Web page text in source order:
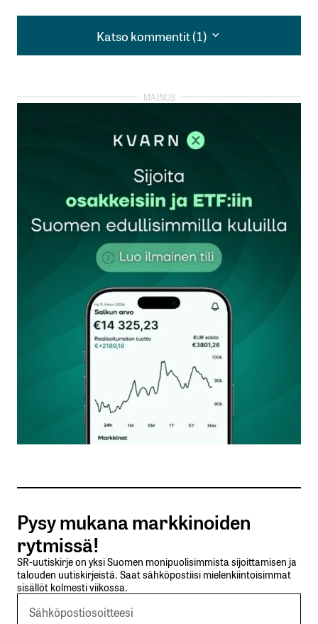
Katso kommentit (1)
Katso kommentit (1)
isojen institutionaalisten toimijoiden kuin meidän
Nyt on liian monta epävarmuutta luovaa tekijää,
joten varmasti jonkinlainen korjausliike on
Piensijoittajien näkökulmasta voittojen
kotiuttaminen tässä vaiheessa tekoälybuumia
tarkoittaa varmuudella myyntivoittojen
verottamista, joten korjausliike alaspäin pitäisi olla
pitkäaikainen.
Olin hyvin pitkään siinä uskossa, että IT-jättien
taloudellinen voima mahdollistaa jopa nykyisen
investointibuumin kannattavasti. Nyt on kuitenkin
poliittisten kysymysten lisäksi isoja kysymyksiä
korkojen suhteen.
Tietenkin Euroopassa (Norja ja Britannia pois
lukien) tilanne on hieman eri kuin Yhdysvalloissa,
joka on fossiilisten polttoaineiden nettotuottaja.
Petri Pölönen
Vastaa
kirjautua
sisään
rekisteröityä
Pysy mukana markkinoiden
rytmissä!
SR-uutiskirje on yksi Suomen monipuolisimmista sijoittamisen ja
talouden uutiskirjeistä. Saat sähköpostiisi mielenkiintoisimmat
sisällöt kolmesti viikossa.